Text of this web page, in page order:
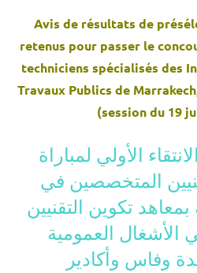
Avis de résultats de
retenus pour passer le
techniciens spécialisés des
Travaux Publics de
(session du 19
الأولي لمباراة
المتخصصين في
تكوين التقنيين
العمومية
وفاس وأكادير